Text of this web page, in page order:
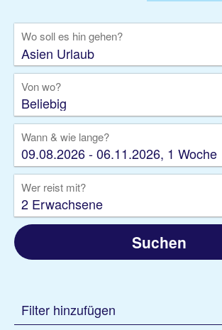
Rundreise
Kreuzfahrt
Gruppenreise
Camper
Wo soll es hin gehen?
Von wo?
Beliebig
Wann & wie lange?
09.08.2026 - 06.11.2026, 1 Woche
Wer reist mit?
2 Erwachsene
Suchen
Filter hinzufügen